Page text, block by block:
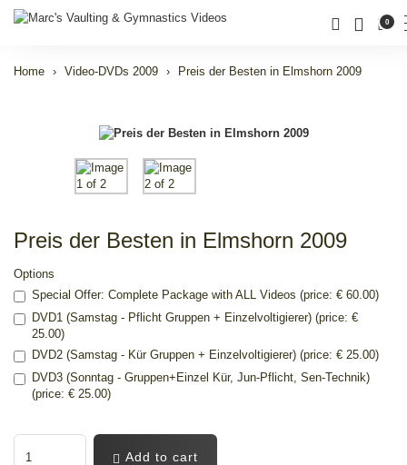
0
Home Video-DVDs 2009 Preis der Besten in Elmshorn 2009
Preis der Besten in Elmshorn 2009
Options
Special Offer: Complete Package with ALL Videos (price: € 60.00)
DVD1 (Samstag - Pflicht Gruppen + Einzelvoltigierer) (price: €
25.00)
DVD2 (Samstag - Kür Gruppen + Einzelvoltigierer) (price: € 25.00)
DVD3 (Sonntag - Gruppen+Einzel Kür, Jun-Pflicht, Sen-Technik)
(price: € 25.00)
Add to cart